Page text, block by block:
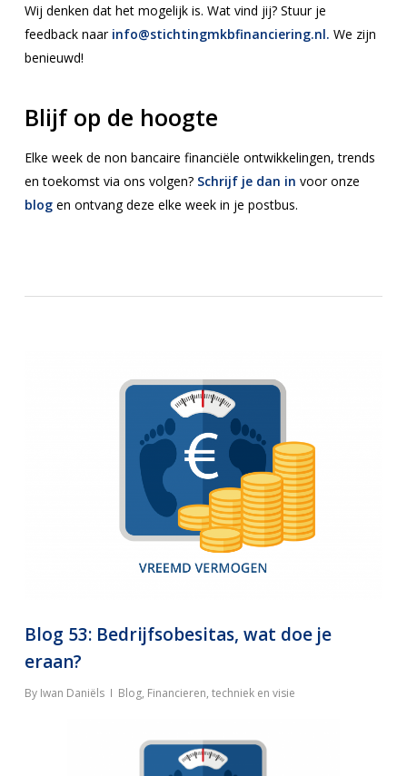
Wij denken dat het mogelijk is. Wat vind jij? Stuur je
feedback naar info@stichtingmkbfinanciering.nl. We zijn
benieuwd!
Blijf op de hoogte
Elke week de non bancaire financiële ontwikkelingen, trends
en toekomst via ons volgen? Schrijf je dan in voor onze
blogen ontvang deze elke week in je postbus.
Blog 53: Bedrijfsobesitas, wat doe je
eraan?
By Iwan Daniëls Blog, Financieren, techniek en visie